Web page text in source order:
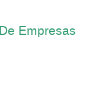
Empresas